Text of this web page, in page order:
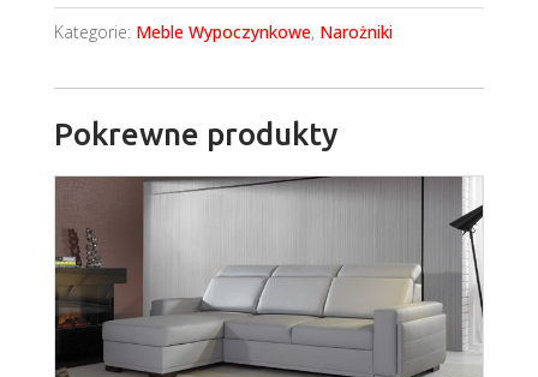
Kategorie: Meble Wypoczynkowe, Narożniki
Pokrewne produkty